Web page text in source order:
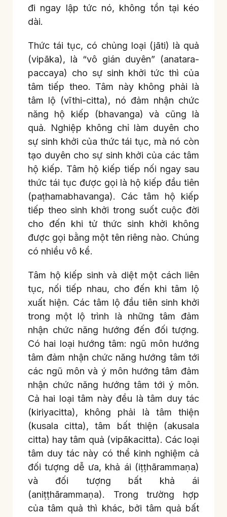
đi ngay lập tức nó, không tồn tại kéo
dài.
Thức tái tục, có chủng loại (jāti) là quả
(vipāka), là “vô gián duyên” (anatara-
paccaya) cho sự sinh khởi tức thì của
tâm tiếp theo. Tâm này không phải là
tâm lộ (vīthi-citta), nó đảm nhận chức
năng hộ kiếp (bhavanga) và cũng là
quả. Nghiệp không chỉ làm duyên cho
sự sinh khởi của thức tái tục, mà nó còn
tạo duyên cho sự sinh khởi của các tâm
hộ kiếp. Tâm hộ kiếp tiếp nối ngay sau
thức tái tục được gọi là hộ kiếp đầu tiên
(paṭhamabhavanga). Các tâm hộ kiếp
tiếp theo sinh khởi trong suốt cuộc đời
cho đến khi tử thức sinh khởi không
được gọi bằng một tên riêng nào. Chúng
có nhiều vô kể.
Tâm hộ kiếp sinh và diệt một cách liên
tục, nối tiếp nhau, cho đến khi tâm lộ
xuất hiện. Các tâm lộ đầu tiên sinh khởi
trong một lộ trình là những tâm đảm
nhận chức năng hướng đến đối tượng.
Có hai loại hướng tâm: ngũ môn hướng
tâm đảm nhận chức năng hướng tâm tới
các ngũ môn và ý môn hướng tâm đảm
nhận chức năng hướng tâm tới ý môn.
Cả hai loại tâm này đều là tâm duy tác
(kiriyacitta), không phải là tâm thiện
(kusala citta), tâm bất thiện (akusala
citta) hay tâm quả (vipākacitta). Các loại
tâm duy tác này có thể kinh nghiệm cả
đối tượng dễ ưa, khả ái (iṭṭhārammaṇa)
và đối tượng bất khả ái
(aniṭṭhārammaṇa). Trong trường hợp
của tâm quả thì khác, bởi tâm quả bất